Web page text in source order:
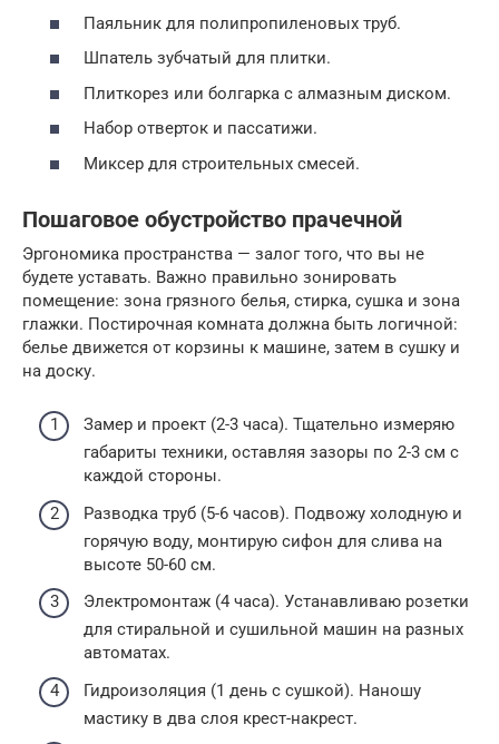
Паяльник для полипропиленовых труб.
Шпатель зубчатый для плитки.
Плиткорез или болгарка с алмазным диском.
Набор отверток и пассатижи.
Миксер для строительных смесей.
Пошаговое обустройство прачечной
Эргономика пространства — залог того, что вы не
будете уставать. Важно правильно зонировать
помещение: зона грязного белья, стирка, сушка и зона
глажки. Постирочная комната должна быть логичной:
белье движется от корзины к машине, затем в сушку и
на доску.
Замер и проект (2-3 часа). Тщательно измеряю
габариты техники, оставляя зазоры по 2-3 см с
каждой стороны.
Разводка труб (5-6 часов). Подвожу холодную и
горячую воду, монтирую сифон для слива на
высоте 50-60 см.
Электромонтаж (4 часа). Устанавливаю розетки
для стиральной и сушильной машин на разных
автоматах.
Гидроизоляция (1 день с сушкой). Наношу
мастику в два слоя крест-накрест.